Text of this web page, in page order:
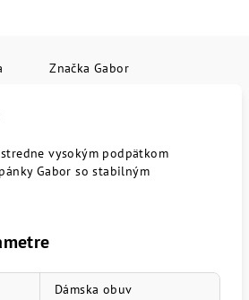
Značka Gabor
vysokým podpätkom
Gabor so stabilným
Dámska obuv